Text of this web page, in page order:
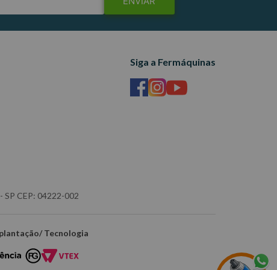
SP CEP: 04222-002
Siga a Fermáquinas
Tecnologia